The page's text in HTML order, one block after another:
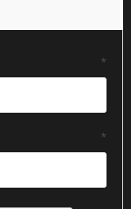
*
*